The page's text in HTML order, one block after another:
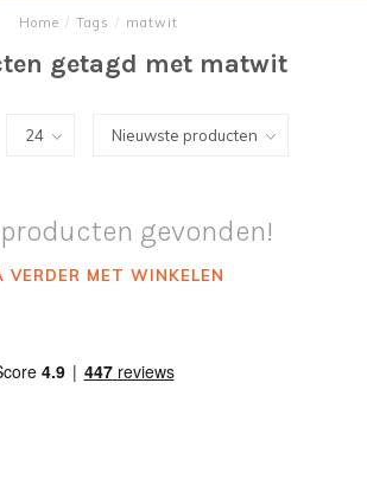
Home / Tags / matwit
getagd met matwit
producten gevonden!
VERDER MET WINKELEN